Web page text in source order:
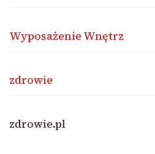
Wyposażenie Wnętrz
zdrowie
zdrowie.pl